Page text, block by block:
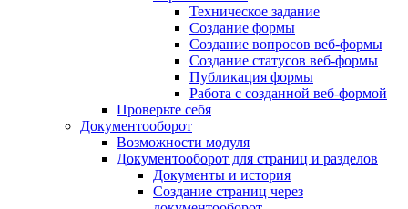
Техническое задание
Создание формы
Создание вопросов веб-формы
Создание статусов веб-формы
Публикация формы
Работа с созданной веб-формой
Проверьте себя
Документооборот
Возможности модуля
Документооборот для страниц и разделов
Документы и история
Создание страниц через